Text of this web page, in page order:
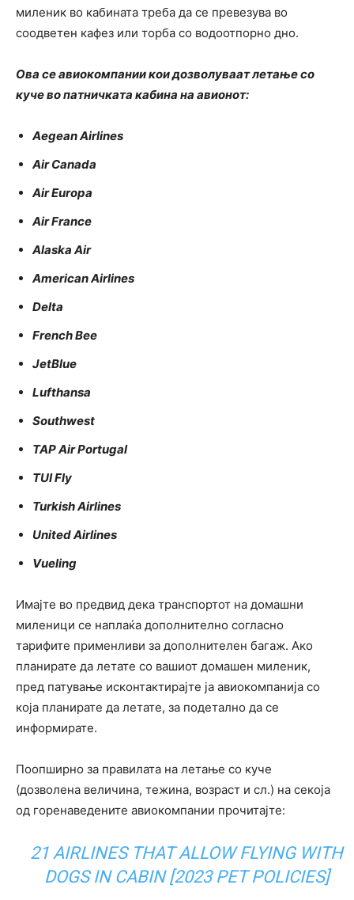
миленик во кабината треба да се превезува во
соодветен кафез или торба со водоотпорно дно.
Ова се авиокомпании кои дозволуваат летање со
кучe во патничката кабина на авионот:
Aegean Airlines
Air Canada
Air Europa
Air France
Alaska Air
American Airlines
Delta
French Bee
JetBlue
Lufthansa
Southwest
TAP Air Portugal
TUI Fly
Turkish Airlines
United Airlines
Vueling
Имајте во предвид дека транспортот на домашни
миленици се наплаќа дополнително согласно
тарифите применливи за дополнителен багаж. Ако
планирате да летате со вашиот домашен миленик,
пред патување исконтактирајте ја авиокомпанија со
која планирате да летате, за подетално да се
информирате.
Поопширно за правилата на летање со куче
(дозволена величина, тежина, возраст и сл.) на секоја
од горенаведените авиокомпании прочитајте:
21 AIRLINES THAT ALLOW FLYING WITH
DOGS IN CABIN [2023 PET POLICIES]